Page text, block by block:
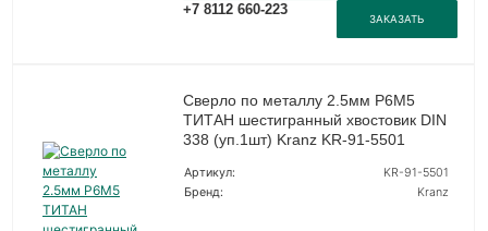
+7 8112 660-223
ЗАКАЗАТЬ
Сверло по металлу 2.5мм Р6М5
ТИТАН шестигранный хвостовик DIN
338 (уп.1шт) Kranz KR-91-5501
Артикул:
KR-91-5501
Бренд:
Kranz